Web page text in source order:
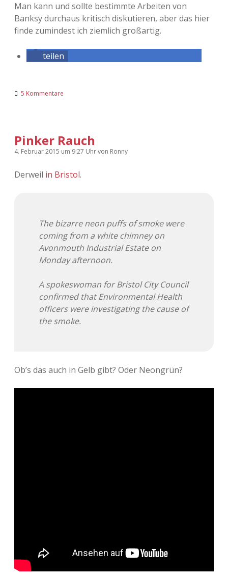
Man kann und sollte bestimmte Arbeiten von
Banksy durchaus kritisch diskutieren, aber das hier
finde zumindest ich ziemlich großartig.
teilen
5 Kommentare
Pinker Rauch
4. Februar 2015 um 9:27 Uhrvon Ronny
Derweil in Bristol.
The bizarre neon puffs of smoke were
coming from a white chimney on
Avonmouth Industrial Estate on
Monday afternoon.
A spokeswoman for Bristol City Council
confirmed that Environmental Health
officers were investigating the cause of
the smoke.
Ob’s das auch in Gelb gibt? Oder Neongrün?